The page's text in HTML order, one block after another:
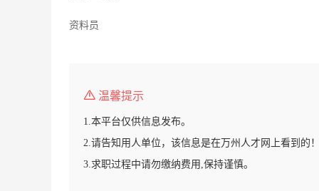
资料员
温馨提示
1.本平台仅供信息发布。
2.请告知用人单位，该信息是在万州人才网上看到的
3.求职过程中请勿缴纳费用,保持谨慎。